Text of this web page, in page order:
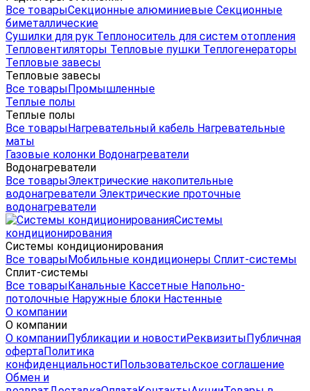
Все товарыСекционные алюминиевые Секционные
биметаллические
Сушилки для рук Теплоноситель для систем отопления
Тепловентиляторы Тепловые пушки Теплогенераторы
Тепловые завесы
Тепловые завесы
Все товарыПромышленные
Теплые полы
Теплые полы
Все товарыНагревательный кабель Нагревательные
маты
Газовые колонки Водонагреватели
Водонагреватели
Все товарыЭлектрические накопительные
водонагреватели Электрические проточные
водонагреватели
Системы
кондиционирования
Системы кондиционирования
Все товарыМобильные кондиционеры Сплит-системы
Сплит-системы
Все товарыКанальные Кассетные Напольно-
потолочные Наружные блоки Настенные
О компании
О компании
О компанииПубликации и новостиРеквизитыПубличная
офертаПолитика
конфиденциальностиПользовательское соглашение
Обмен и